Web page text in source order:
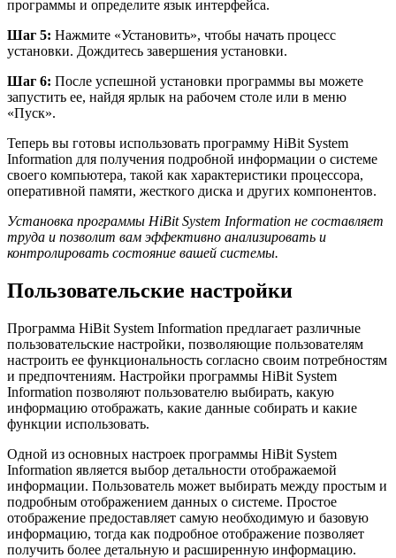
программы и определите язык интерфейса.
Шаг 5: Нажмите «Установить», чтобы начать процесс
установки. Дождитесь завершения установки.
Шаг 6: После успешной установки программы вы можете
запустить ее, найдя ярлык на рабочем столе или в меню
«Пуск».
Теперь вы готовы использовать программу HiBit System
Information для получения подробной информации о системе
своего компьютера, такой как характеристики процессора,
оперативной памяти, жесткого диска и других компонентов.
Установка программы HiBit System Information не составляет
труда и позволит вам эффективно анализировать и
контролировать состояние вашей системы.
Пользовательские настройки
Программа HiBit System Information предлагает различные
пользовательские настройки, позволяющие пользователям
настроить ее функциональность согласно своим потребностям
и предпочтениям. Настройки программы HiBit System
Information позволяют пользователю выбирать, какую
информацию отображать, какие данные собирать и какие
функции использовать.
Одной из основных настроек программы HiBit System
Information является выбор детальности отображаемой
информации. Пользователь может выбирать между простым и
подробным отображением данных о системе. Простое
отображение предоставляет самую необходимую и базовую
информацию, тогда как подробное отображение позволяет
получить более детальную и расширенную информацию.